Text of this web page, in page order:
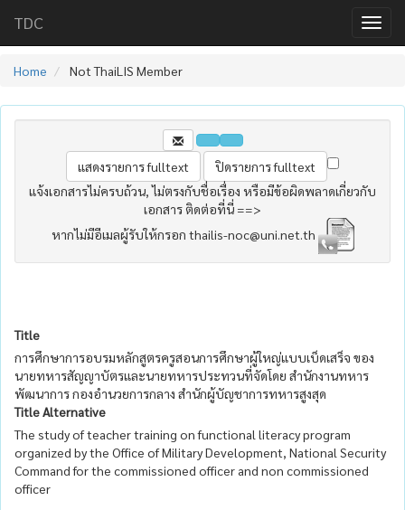
TDC
Home Not ThaiLIS Member
แจ้งเอกสารไม่ครบถ้วน, ไม่ตรงกับชื่อเรื่อง หรือมีข้อผิดพลาดเกี่ยวกับ
เอกสาร ติดต่อที่นี่ ==>
หากไม่มีอีเมลผู้รับให้กรอก thailis-noc@uni.net.th
Title
การศึกษาการอบรมหลักสูตรครูสอนการศึกษาผู้ใหญ่แบบเบ็ดเสร็จ ของ
นายทหารสัญญาบัตรและนายทหารประทวนที่จัดโดย สำนักงานทหาร
พัฒนาการ กองอำนวยการกลาง สำนักผู้บัญชาการทหารสูงสุด
Title Alternative
The study of teacher training on functional literacy program
organized by the Office of Military Development, National Security
Command for the commissioned officer and non commissioned
officer